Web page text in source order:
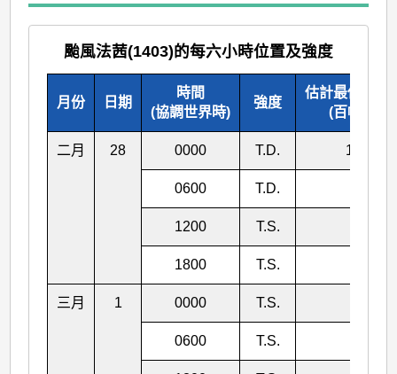
颱風法茜(1403)的每六小時位置及強度
月份 日期
時間
(協調世界時)
強度
估計最低中心
(百帕斯卡)
二月 28 0000 T.D. 1002
0600 T.D.
1200 T.S.
1800 T.S.
三月 1 0000 T.S.
0600 T.S.